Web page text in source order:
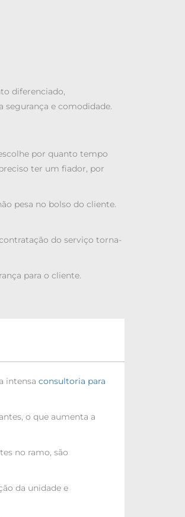
diferenciado,
segurança e comodidade.
por quanto tempo
ter um fiador, por
pesa no bolso do cliente.
do serviço torna-
para o cliente.
intensa consultoria para
o que aumenta a
no ramo, são
da unidade e